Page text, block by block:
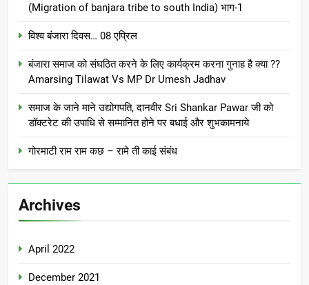
(Migration of banjara tribe to south India) भाग-1
विश्व बंजारा दिवस… 08 एप्रिल
बंजारा समाज को संघठित करने के लिए कार्यक्रम करना गुनाह है क्या ??
Amarsing Tilawat Vs MP Dr Umesh Jadhav
समाज के जाने माने उद्योगपति, दानवीर Sri Shankar Pawar जी को
डॉक्टरेट की उपाधि से सम्मानित होने पर बधाई और शुभकामनाये
गोरमाटी राम राम कछ – रामे ती काई संबंध
Archives
April 2022
December 2021